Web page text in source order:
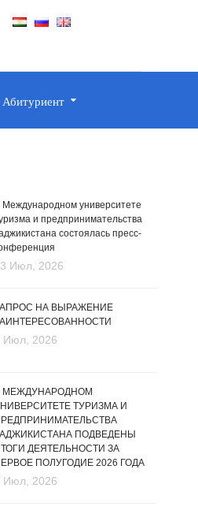
Абитуриент
Международном университете
и предпринимательства
состоялась пресс-
Июл, 2026
НА ВЫРАЖЕНИЕ
Июл, 2026
МЕЖДУНАРОДНОМ
ТУРИЗМА И
ПОДВЕДЕНЫ
ДЕЯТЕЛЬНОСТИ ЗА
ПОЛУГОДИЕ 2026 ГОДА
Июл, 2026